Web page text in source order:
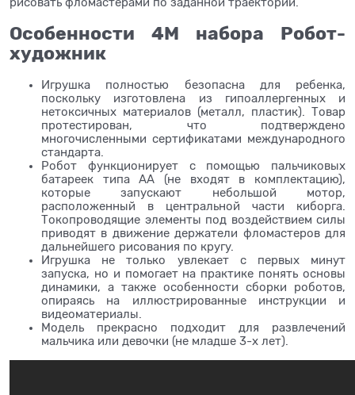
Особенности 4М набора Робот-
художник
Игрушка полностью безопасна для ребенка,
поскольку изготовлена из гипоаллергенных и
нетоксичных материалов (металл, пластик). Товар
протестирован, что подтверждено
многочисленными сертификатами международного
стандарта.
Робот функционирует с помощью пальчиковых
батареек типа АА (не входят в комплектацию),
которые запускают небольшой мотор,
расположенный в центральной части киборга.
Токопроводящие элементы под воздействием силы
приводят в движение держатели фломастеров для
дальнейшего рисования по кругу.
Игрушка не только увлекает с первых минут
запуска, но и помогает на практике понять основы
динамики, а также особенности сборки роботов,
опираясь на иллюстрированные инструкции и
видеоматериалы.
Модель прекрасно подходит для развлечений
мальчика или девочки (не младше 3-х лет).